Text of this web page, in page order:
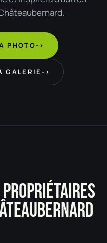
PHOTO->
GALERIE ->